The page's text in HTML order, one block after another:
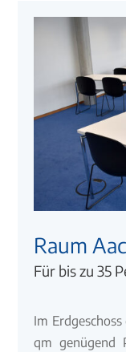
Raum
Für bis zu 35
Im
qm genügend